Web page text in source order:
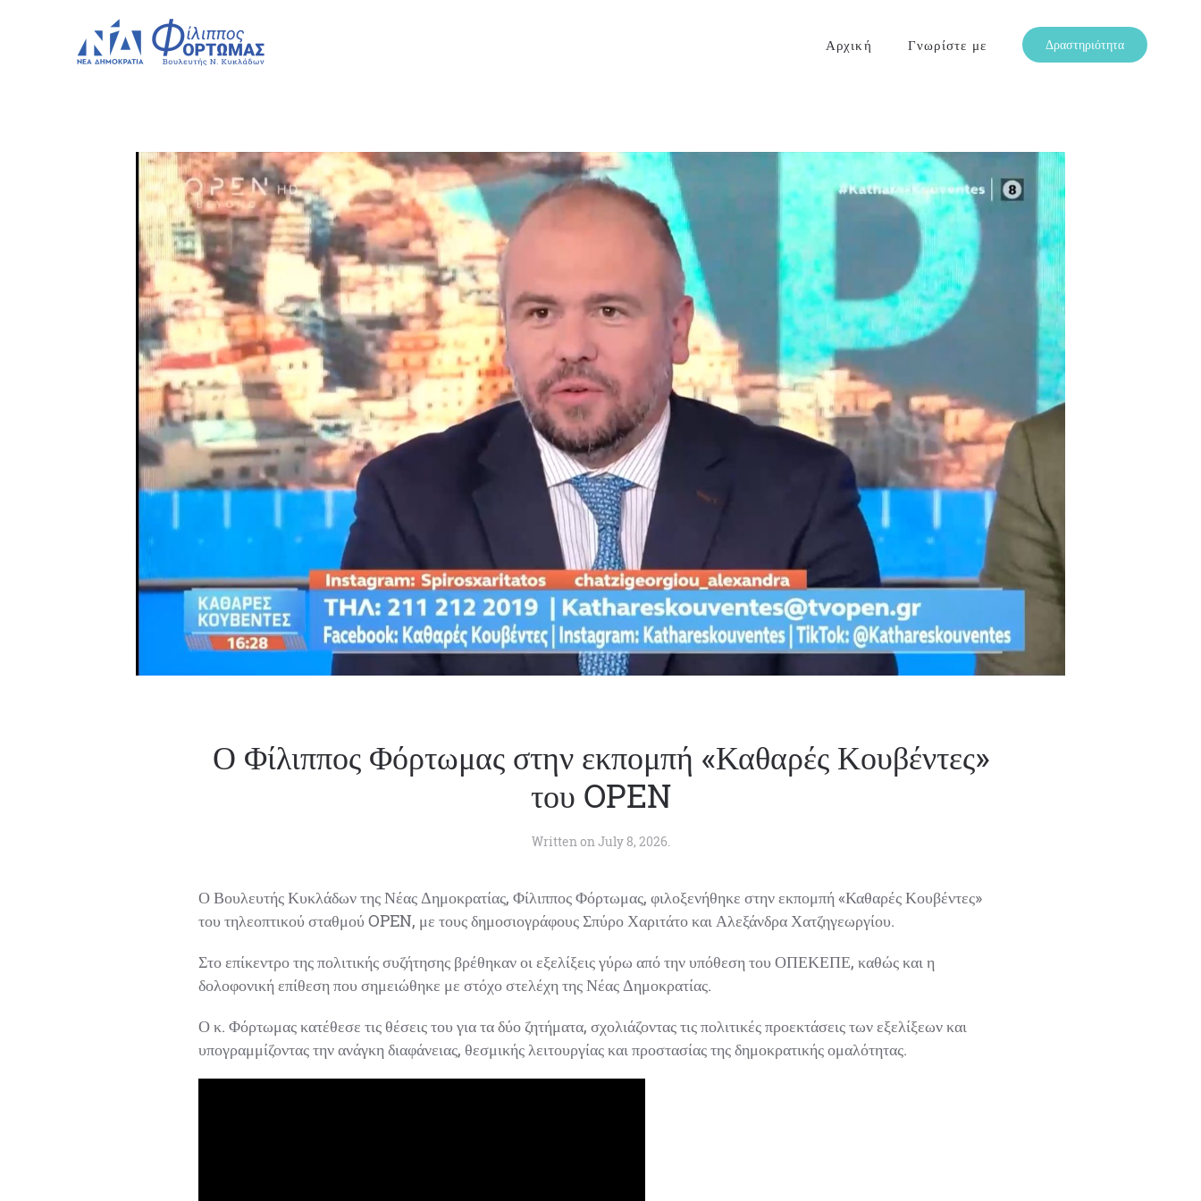
Αρχική Γνωρίστε με Δραστηριότητα
Ο Φίλιππος Φόρτωμας στην εκπομπή «Καθαρές Κουβέντες»
του OPEN
Written onJuly 8, 2026.
Ο Βουλευτής Κυκλάδων της Νέας Δημοκρατίας, Φίλιππος Φόρτωμας, φιλοξενήθηκε στην εκπομπή «Καθαρές Κουβέντες»
του τηλεοπτικού σταθμού OPEN, με τους δημοσιογράφους Σπύρο Χαριτάτο και Αλεξάνδρα Χατζηγεωργίου.
Στο επίκεντρο της πολιτικής συζήτησης βρέθηκαν οι εξελίξεις γύρω από την υπόθεση του ΟΠΕΚΕΠΕ, καθώς και η
δολοφονική επίθεση που σημειώθηκε με στόχο στελέχη της Νέας Δημοκρατίας.
Ο κ. Φόρτωμας κατέθεσε τις θέσεις του για τα δύο ζητήματα, σχολιάζοντας τις πολιτικές προεκτάσεις των εξελίξεων και
υπογραμμίζοντας την ανάγκη διαφάνειας, θεσμικής λειτουργίας και προστασίας της δημοκρατικής ομαλότητας.
Μείνετε Συνδεδεμένοι
Ενημερωθείτε Πρώτοι για τα Τελευταία Νέα
για τις δράσεις του Βουλευτή μας!
X